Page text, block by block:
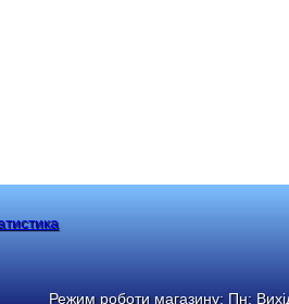
Режим роботи магазину: Пн: